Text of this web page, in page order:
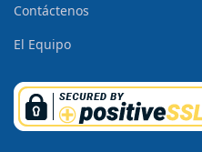
Contáctenos
El Equipo